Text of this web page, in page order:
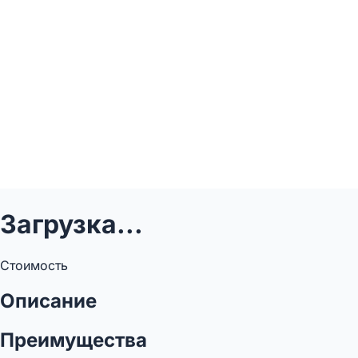
Загрузка...
Стоимость
Описание
Преимущества